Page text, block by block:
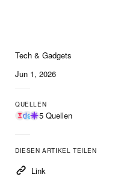
Tech & Gadgets
Jun 1, 2026
QUELLEN
5 Quellen
DIESEN ARTIKEL TEILEN
Link